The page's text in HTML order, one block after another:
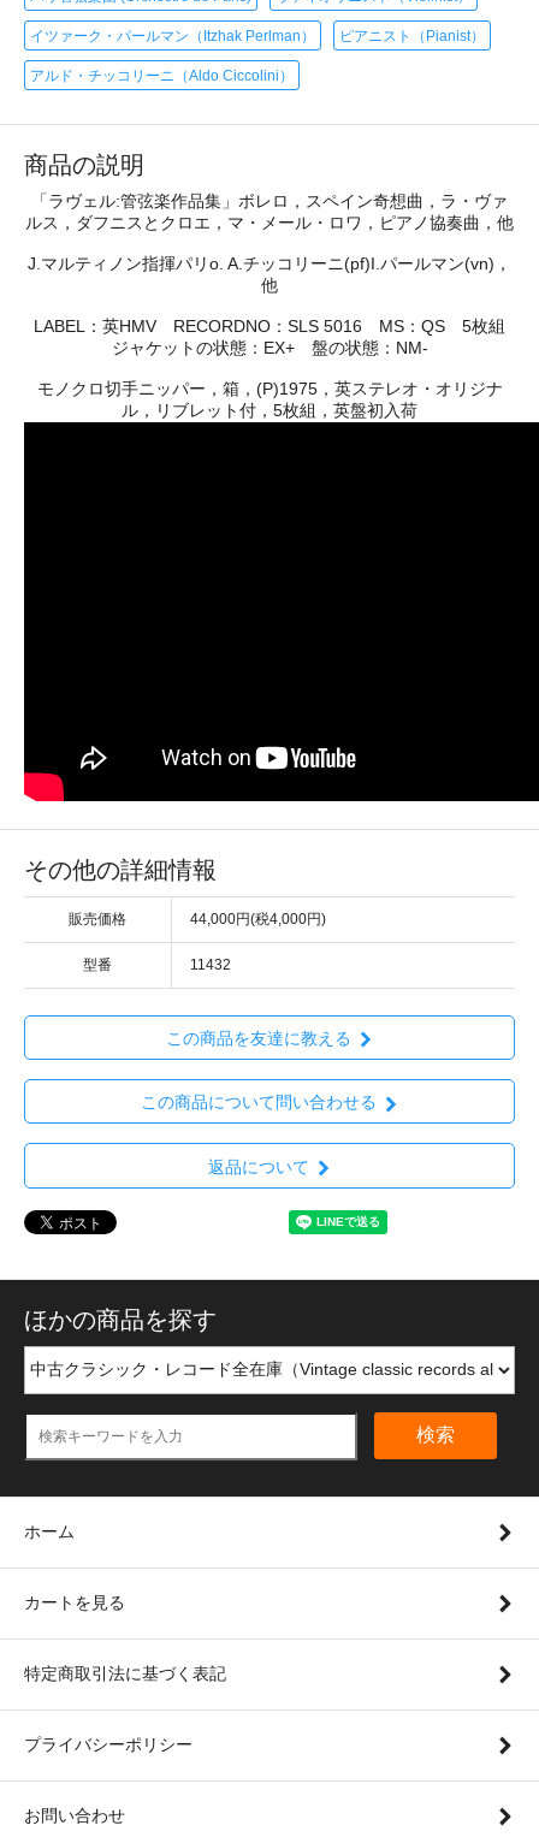
イツァーク・パールマン（Itzhak Perlman） ピアニスト（Pianist）
アルド・チッコリーニ（Aldo Ciccolini）
商品の説明
「ラヴェル:管弦楽作品集」ボレロ，スペイン奇想曲，ラ・ヴァ
ルス，ダフニスとクロエ，マ・メール・ロワ，ピアノ協奏曲，他
J.マルティノン指揮パリo. A.チッコリーニ(pf)I.パールマン(vn)，
他
LABEL：英HMV RECORDNO：SLS 5016 MS：QS 5枚組
ジャケットの状態：EX+ 盤の状態：NM-
モノクロ切手ニッパー，箱，(P)1975，英ステレオ・オリジナ
ル，リブレット付，5枚組，英盤初入荷
その他の詳細情報
販売価格 44,000円(税4,000円)
型番 11432
この商品を友達に教える
この商品について問い合わせる
返品について
ほかの商品を探す
検索
ホーム
カートを見る
特定商取引法に基づく表記
プライバシーポリシー
お問い合わせ